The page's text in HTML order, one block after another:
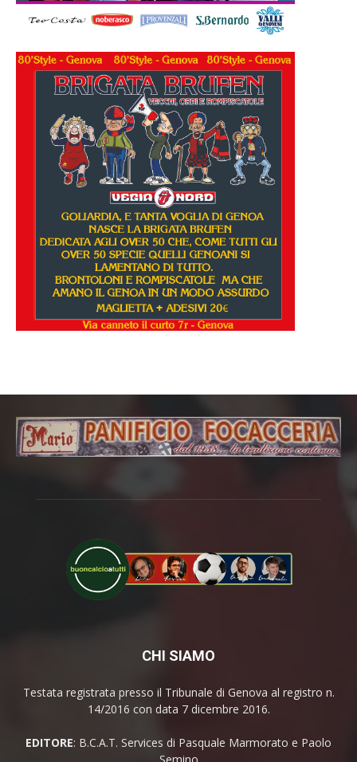
CHI SIAMO
Testata registrata presso il Tribunale di Genova al registro n.
14/2016 con data 7 dicembre 2016.
EDITORE: B.C.A.T. Services di Pasquale Marmorato e Paolo